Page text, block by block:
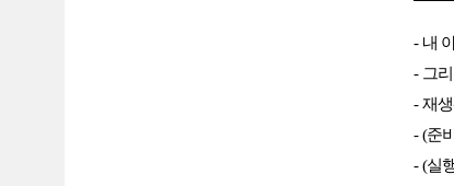
- 내
- 그
-재
- (준비
- (실